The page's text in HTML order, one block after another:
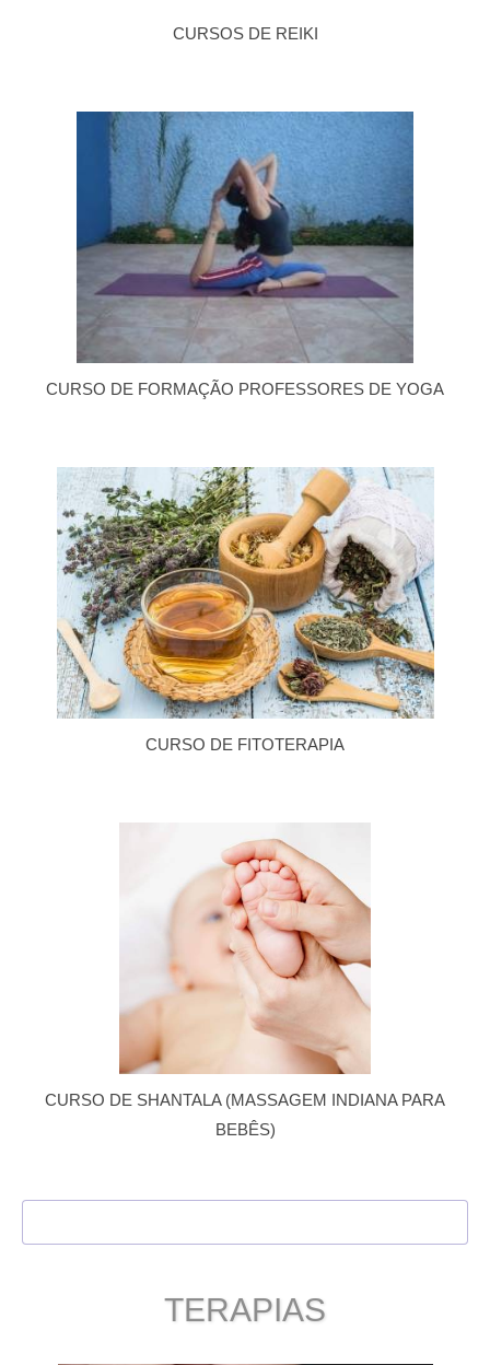
CURSOS DE REIKI
CURSO DE FORMAÇÃO PROFESSORES DE YOGA
CURSO DE FITOTERAPIA
CURSO DE SHANTALA (MASSAGEM INDIANA PARA
BEBÊS)
TERAPIAS